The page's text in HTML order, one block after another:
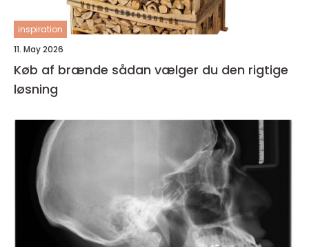
inspiration
11. May 2026
Køb af brænde sådan vælger du den rigtige
løsning